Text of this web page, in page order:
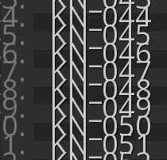
KN_044
KN_045
KN_046
KN_047
KN_048
KN_049
KN_050
KN_051